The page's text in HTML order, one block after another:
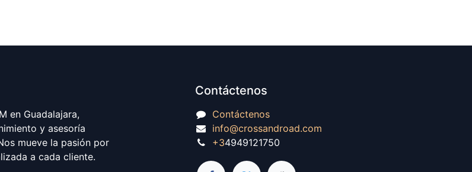
en Guadalajara,
y asesoría
mueve la pasión por
a cada cliente.
Contáctenos
Contáctenos
info@crossandroad.com
+34949121750